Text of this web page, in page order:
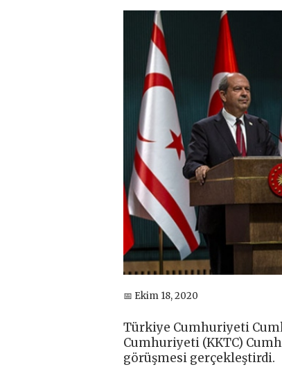
📅 Ekim 18, 2020
Türkiye Cumhuriyeti
Cumhuriyeti (KKTC)
görüşmesi gerçekleştirdi.